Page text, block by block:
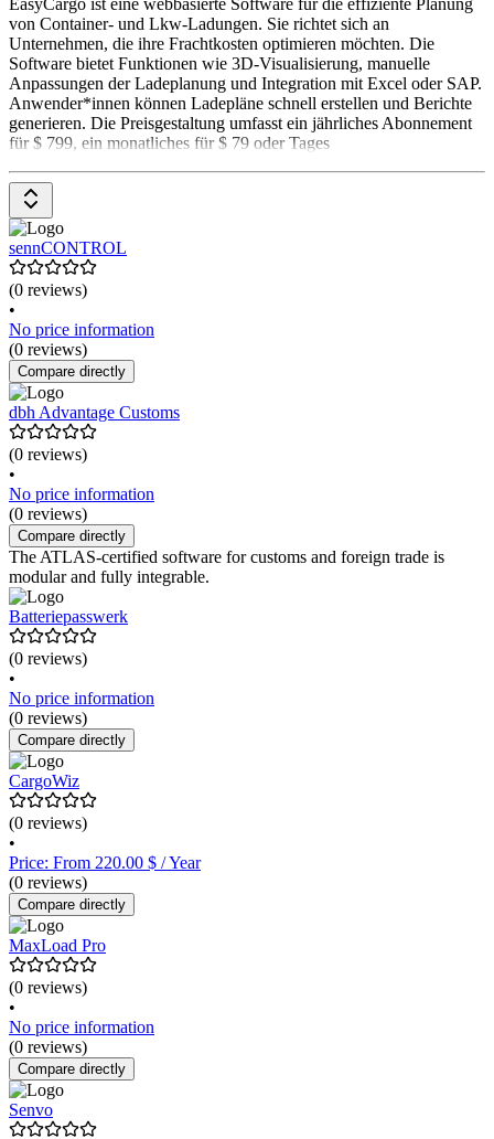
EasyCargo ist eine webbasierte Software für die effiziente Planung
von Container- und Lkw-Ladungen. Sie richtet sich an
Unternehmen, die ihre Frachtkosten optimieren möchten. Die
Software bietet Funktionen wie 3D-Visualisierung, manuelle
Anpassungen der Ladeplanung und Integration mit Excel oder SAP.
Anwender*innen können Ladepläne schnell erstellen und Berichte
generieren. Die Preisgestaltung umfasst ein jährliches Abonnement
für $ 799, ein monatliches für $ 79 oder Tages
sennCONTROL
(0 reviews)
•
No price information
(0 reviews)
Compare directly
dbh Advantage Customs
(0 reviews)
•
No price information
(0 reviews)
Compare directly
The ATLAS-certified software for customs and foreign trade is
modular and fully integrable.
Batteriepasswerk
(0 reviews)
•
No price information
(0 reviews)
Compare directly
CargoWiz
(0 reviews)
•
Price: From 220.00 $ / Year
(0 reviews)
Compare directly
MaxLoad Pro
(0 reviews)
•
No price information
(0 reviews)
Compare directly
Senvo